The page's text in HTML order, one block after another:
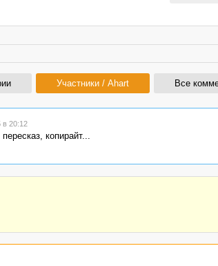
Участники / Ahart Все
в 20:12
копирайт...